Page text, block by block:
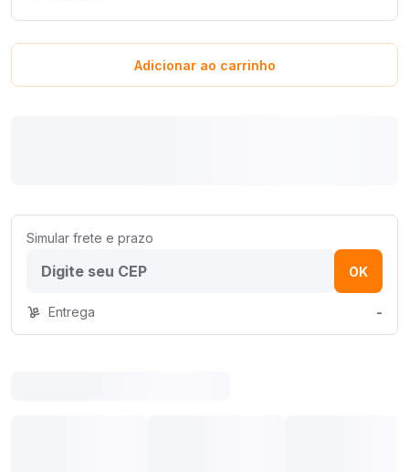
Adicionar ao carrinho
Simular frete e prazo
OK
Entrega -